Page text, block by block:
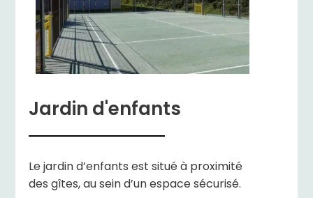
Jardin d'enfants
Le jardin d’enfants est situé à proximité
des gîtes, au sein d’un espace sécurisé.